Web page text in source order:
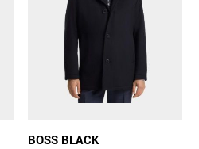
BOSS BLACK